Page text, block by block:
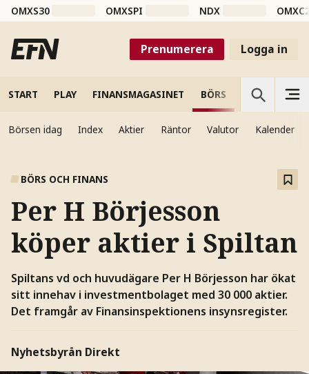
OMXS30 OMXSPI NDX
Prenumerera Logga in
START PLAY FINANSMAGASINET BÖRS VETENSKAP
Börsen idag Index Aktier Räntor Valutor Kalender
BÖRS OCH FINANS
Per H Börjesson
köper aktier i Spiltan
Spiltans vd och huvudägare Per H Börjesson har ökat
sitt innehav i investmentbolaget med 30 000 aktier.
Det framgår av Finansinspektionens insynsregister.
Nyhetsbyrån Direkt